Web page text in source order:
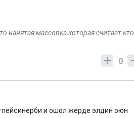
нанятая массовка,которая считает кто
0
и ошол жерде элдин оюн